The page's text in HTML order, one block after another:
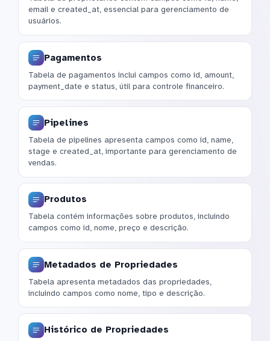
email e created_at, essencial para gerenciamento de
usuários.
Pagamentos
Tabela de pagamentos inclui campos como id, amount,
payment_date e status, útil para controle financeiro.
Pipelines
Tabela de pipelines apresenta campos como id, name,
stage e created_at, importante para gerenciamento de
vendas.
Produtos
Tabela contém informações sobre produtos, incluindo
campos como id, nome, preço e descrição.
Metadados de Propriedades
Tabela apresenta metadados das propriedades,
incluindo campos como nome, tipo e descrição.
Histórico de Propriedades